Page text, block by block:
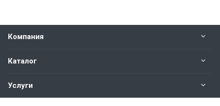
Компания
Каталог
Услуги